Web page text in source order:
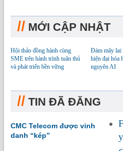
// MỚI CẬP NHẬT
Hội thảo đồng hành cùng
SME trên hành trình tuân thủ
và phát triển bền vững
Đám mây
hiện đại hóa
nguyên AI
// TIN ĐÃ ĐĂNG
CMC Telecom được vinh
danh “kép”